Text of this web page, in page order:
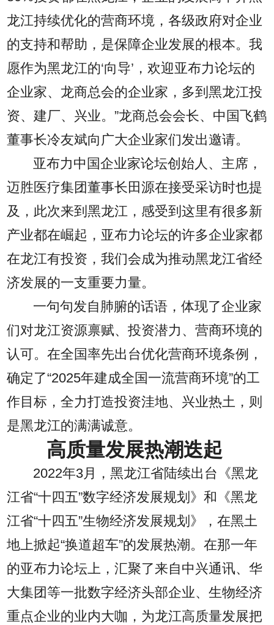
龙江持续优化的营商环境，各级政府对企业
的支持和帮助，是保障企业发展的根本。我
愿作为黑龙江的‘向导’，欢迎亚布力论坛的
企业家、龙商总会的企业家，多到黑龙江投
资、建厂、兴业。”龙商总会会长、中国飞鹤
董事长冷友斌向广大企业家们发出邀请。
亚布力中国企业家论坛创始人、主席，
迈胜医疗集团董事长田源在接受采访时也提
及，此次来到黑龙江，感受到这里有很多新
产业都在崛起，亚布力论坛的许多企业家都
在龙江有投资，我们会成为推动黑龙江省经
济发展的一支重要力量。
一句句发自肺腑的话语，体现了企业家
们对龙江资源禀赋、投资潜力、营商环境的
认可。在全国率先出台优化营商环境条例，
确定了“2025年建成全国一流营商环境”的工
作目标，全力打造投资洼地、兴业热土，则
是黑龙江的满满诚意。
高质量发展热潮迭起
2022年3月，黑龙江省陆续出台《黑龙
江省“十四五”数字经济发展规划》和《黑龙
江省“十四五”生物经济发展规划》，在黑土
地上掀起“换道超车”的发展热潮。在那一年
的亚布力论坛上，汇聚了来自中兴通讯、华
大集团等一批数字经济头部企业、生物经济
重点企业的业内大咖，为龙江高质量发展把